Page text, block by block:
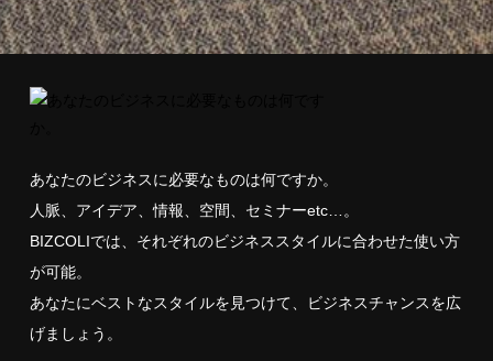
あなたのビジネスに必要なものは何ですか。
人脈、アイデア、情報、空間、セミナーetc…。
BIZCOLIでは、それぞれのビジネススタイルに合わせた使い方
が可能。
あなたにベストなスタイルを見つけて、ビジネスチャンスを広
げましょう。